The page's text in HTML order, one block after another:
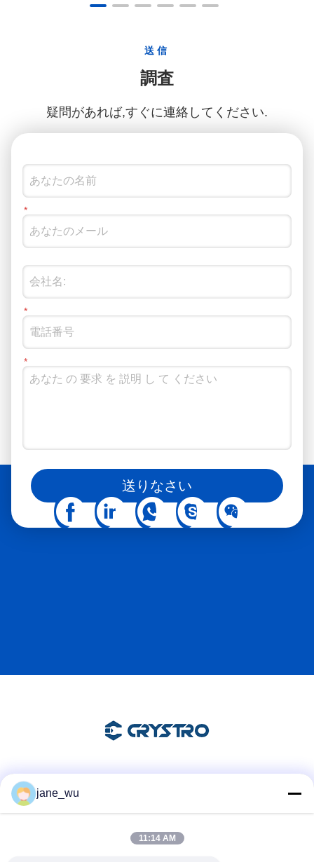
送信
調査
疑問があれば,すぐに連絡してください.
送りなさい
ソーシャルメディアでもフォローできます
jane_wu
11:14 AM